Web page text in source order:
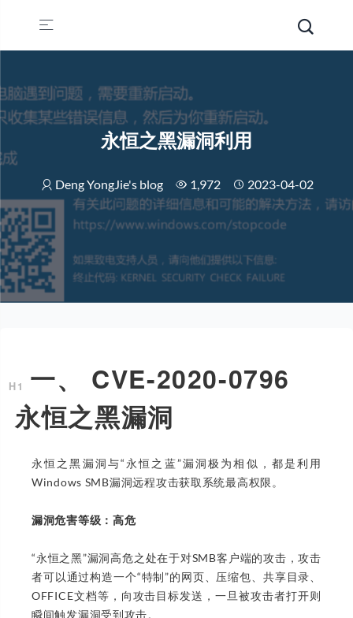
永恒之黑漏洞利用
Deng YongJie's blog 1,972 2023-04-02
一、 CVE-2020-0796
永恒之黑漏洞
永恒之黑漏洞与“永恒之蓝”漏洞极为相似，都是利用
Windows SMB漏洞远程攻击获取系统最高权限。
漏洞危害等级：高危
“永恒之黑”漏洞高危之处在于对SMB客户端的攻击，攻击
者可以通过构造一个“特制”的网页、压缩包、共享目录、
OFFICE文档等，向攻击目标发送，一旦被攻击者打开则
瞬间触发漏洞受到攻击。